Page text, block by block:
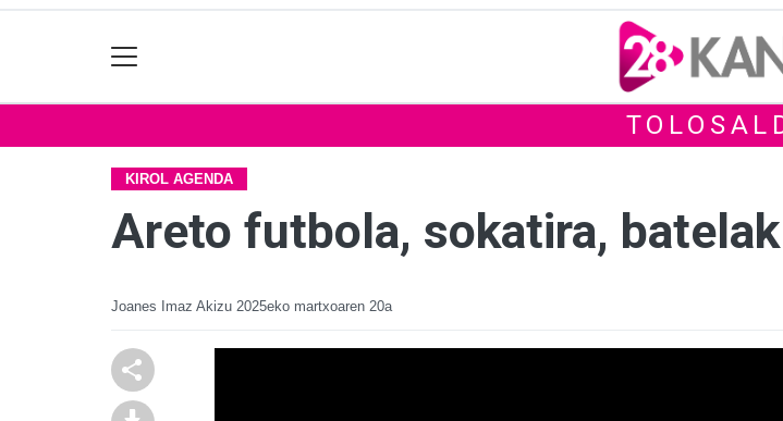
KIROL AGENDA
Areto futbola, sokatira,
Joanes Imaz Akizu 2025eko martxoaren 20a